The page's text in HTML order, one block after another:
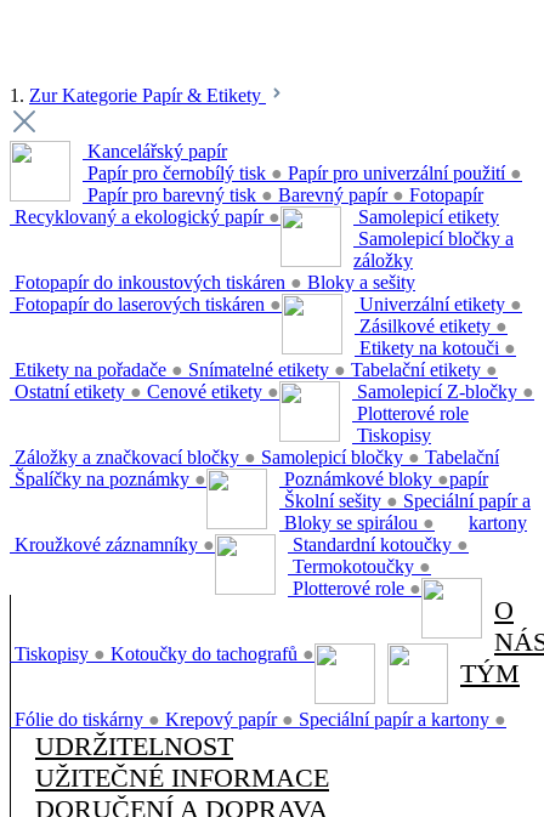
1. Zur Kategorie Papír & Etikety
Kancelářský papír
Papír pro černobílý tisk ● Papír pro univerzální použití ●
Papír pro barevný tisk ● Barevný papír ●
Recyklovaný a ekologický papír ●
Fotopapír
Fotopapír do inkoustových tiskáren ●
Fotopapír do laserových tiskáren ●
Samolepicí etikety
Univerzální etikety ●
Zásilkové etikety ●
Etikety na kotouči ●
Etikety na pořadače ● Snímatelné etikety ● Tabelační etikety ●
Ostatní etikety ● Cenové etikety ●
Samolepicí bločky a
záložky
Samolepicí Z-bločky ●
Záložky a značkovací bločky ● Samolepicí bločky ●
Špalíčky na poznámky ●
Bloky a sešity
Poznámkové bloky ●
Školní sešity ●
Bloky se spirálou ●
Kroužkové záznamníky ●
Plotterové role
Standardní kotoučky ●
Termokotoučky ●
Plotterové role ●
Tiskopisy
Tiskopisy ● Kotoučky do tachografů ●
Tabelační
papír
Speciální papír a
kartony
Fólie do tiskárny ● Krepový papír ● Speciální papír a kartony ●
O
TÝM
UDRŽITELNOST
UŽITEČNÉ INFORMACE
DORUČENÍ A DOPRAVA